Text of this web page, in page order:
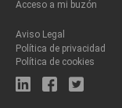
Acceso a mi buzón
Aviso Legal
Política de privacidad
Política de cookies